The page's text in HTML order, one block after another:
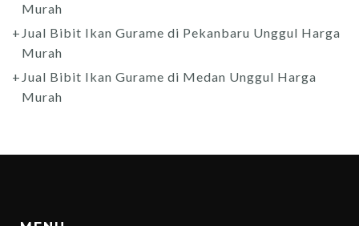
Murah
Jual Bibit Ikan Gurame di Pekanbaru Unggul Harga
Murah
Jual Bibit Ikan Gurame di Medan Unggul Harga
Murah